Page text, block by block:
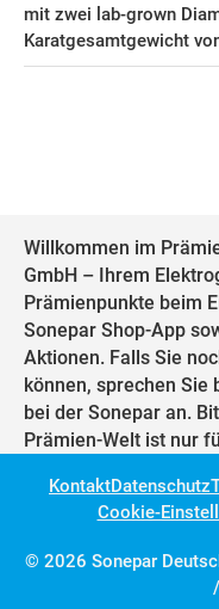
mit zwei lab-grown
Karatgesamtgewicht
Willkommen im
GmbH – Ihrem
Prämienpunkte beim
Sonepar Shop-App
Aktionen. Falls Sie
können, sprechen
bei der Sonepar an.
Prämien-Welt ist nur
© 2026 Sonepar
/
KontaktDatenschutz
Cookie-